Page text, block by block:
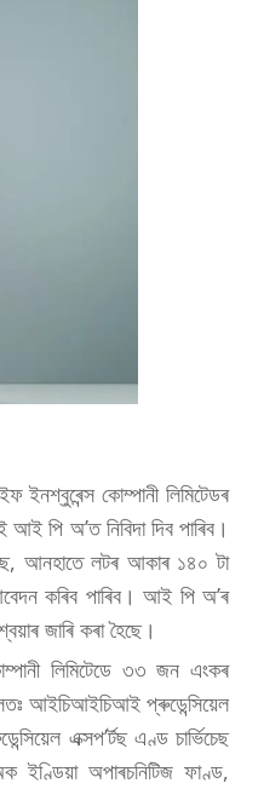
ইনশ্বুৰেন্স কোম্পানী লিমিটেডৰ
পি অ’ত নিবিদা দিব পাৰিব।
আনহাতে লটৰ আকাৰ ১৪০ টা
কৰিব পাৰিব। আই পি অ’ৰ
জাৰি কৰা হৈছে।
লিমিটেডে ৩৩ জন এংকৰ
আইচিআইচিআই প্ৰুডেন্সিয়েল
এক্সপ’ৰ্টছ এণ্ড চাৰ্ভিচেছ
ইণ্ডিয়া অপাৰচনিটিজ ফাণ্ড,